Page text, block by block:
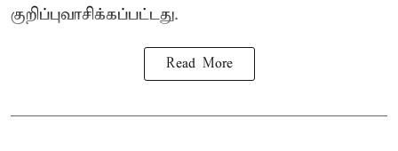
குறிப்புவாசிக்கப்பட்டது.
Read More